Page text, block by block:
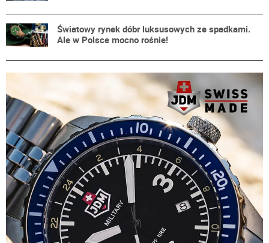
Światowy rynek dóbr luksusowych ze spadkami.
Ale w Polsce mocno rośnie!